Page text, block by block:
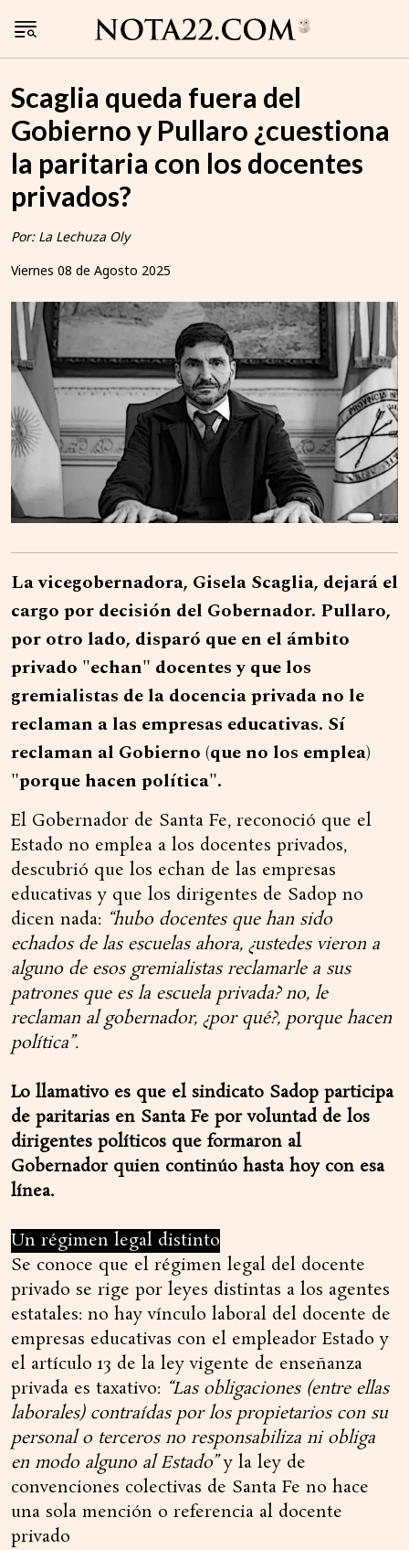
Scaglia queda fuera del
Gobierno y Pullaro ¿cuestiona
la paritaria con los docentes
privados?
Por: La Lechuza Oly
Viernes 08 de Agosto 2025
La vicegobernadora, Gisela Scaglia, dejará el
cargo por decisión del Gobernador. Pullaro,
por otro lado, disparó que en el ámbito
privado "echan" docentes y que los
gremialistas de la docencia privada no le
reclaman a las empresas educativas. Sí
reclaman al Gobierno (que no los emplea)
"porque hacen política".
El Gobernador de Santa Fe, reconoció que el
Estado no emplea a los docentes privados,
descubrió que los echan de las empresas
educativas y que los dirigentes de Sadop no
dicen nada: “hubo docentes que han sido
echados de las escuelas ahora, ¿ustedes vieron a
alguno de esos gremialistas reclamarle a sus
patrones que es la escuela privada? no, le
reclaman al gobernador, ¿por qué?, porque hacen
política”.
Lo llamativo es que el sindicato Sadop participa
de paritarias en Santa Fe por voluntad de los
dirigentes políticos que formaron al
Gobernador quien continúo hasta hoy con esa
línea.
Un régimen legal distinto
Se conoce que el régimen legal del docente
privado se rige por leyes distintas a los agentes
estatales: no hay vínculo laboral del docente de
empresas educativas con el empleador Estado y
el artículo 13 de la ley vigente de enseñanza
privada es taxativo: “Las obligaciones (entre ellas
laborales) contraídas por los propietarios con su
personal o terceros no responsabiliza ni obliga
en modo alguno al Estado”y la ley de
convenciones colectivas de Santa Fe no hace
una sola mención o referencia al docente
privado